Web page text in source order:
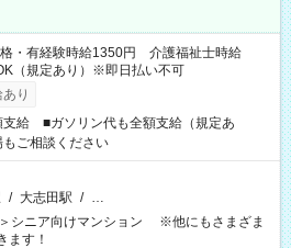
・有経験時給1350円 介護福祉士時給
（規定あり）※即日払い不可
り
支給 ■ガソリン代も全額支給（規定あ
ご相談ください
/ 大志田駅 / …
＞シニア向けマンション ※他にもさまざま
ます！